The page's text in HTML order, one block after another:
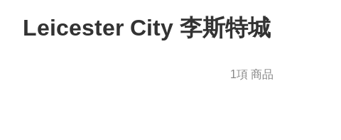
Leicester City 李斯特城
1項 商品